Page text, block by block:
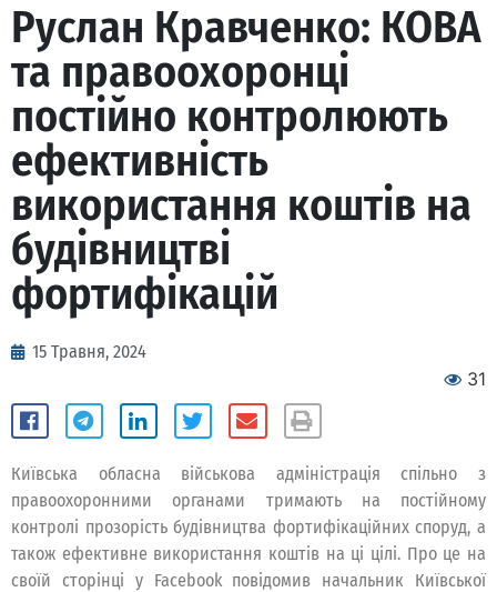
Руслан Кравченко: КОВА
та правоохоронці
постійно контролюють
ефективність
використання коштів на
будівництві
фортифікацій
15 Травня, 2024
31
Київська обласна військова адміністрація спільно з
правоохоронними органами тримають на постійному
контролі прозорість будівництва фортифікаційних споруд, а
також ефективне використання коштів на ці цілі. Про це на
своїй сторінці у Facebook повідомив начальник Київської